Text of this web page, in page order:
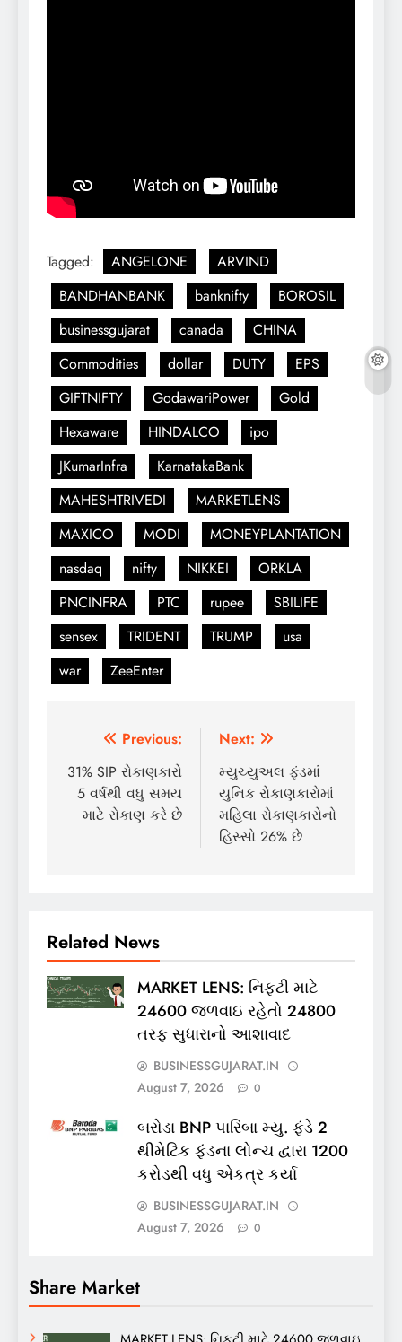
Tagged: ANGELONE
ARVIND
BANDHANBANK
banknifty
BOROSIL
businessgujarat
canada
CHINA
Commodities
dollar DUTY
EPS
GIFTNIFTY
GodawariPower
Gold
Hexaware
HINDALCO
ipo
JKumarInfra
KarnatakaBank
MAHESHTRIVEDI
MARKETLENS
MAXICO
MODI
MONEYPLANTATION
nasdaq
nifty NIKKEI
ORKLA
PNCINFRA
PTC rupee
SBILIFE
sensex
TRIDENT TRUMP
usa
war
ZeeEnter
Post
navigation
Previous:
31% SIP રોકાણકારો
5 વર્ષથી વધુ સમય
માટે રોકાણ કરે છે
Next:
મ્યુચ્યુઅલ ફંડમાં
યુનિક રોકાણકારોમાં
મહિલા રોકાણકારોનો
હિસ્સો 26% છે
Related News
MARKET LENS: નિફ્ટી માટે
24600 જળવાઇ રહેતો 24800
તરફ સુધારાનો આશાવાદ
BUSINESSGUJARAT.IN
August 7, 2026
0
બરોડા BNP પારિબા મ્યુ. ફંડે 2
થીમેટિક ફંડના લોન્ચ દ્વારા 1200
કરોડથી વધુ એકત્ર કર્યા
BUSINESSGUJARAT.IN
August 7, 2026
0
Share Market